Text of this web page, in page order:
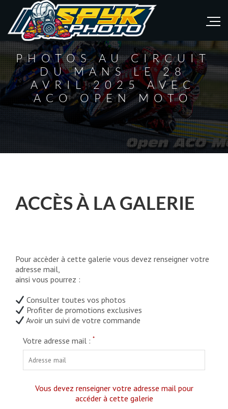
PHOTOS AU CIRCUIT
DU MANS LE 28
AVRIL 2025 AVEC
ACO OPEN MOTO
ACCÈS À LA GALERIE
Pour accèder à cette galerie vous devez renseigner votre
adresse mail,
ainsi vous pourrez :
Consulter toutes vos photos
Profiter de promotions exclusives
Avoir un suivi de votre commande
Votre adresse mail : *
Vous devez renseigner votre adresse mail pour
accéder à cette galerie